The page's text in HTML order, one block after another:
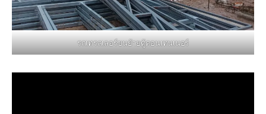
รถเทรลเลอร์ขนย้ายตู้คอนเทนเนอร์